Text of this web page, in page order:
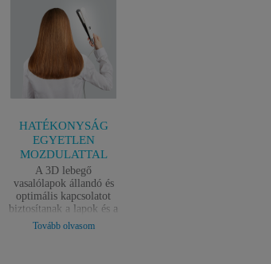
HATÉKONYSÁG
EGYETLEN
MOZDULATTAL
A 3D lebegő
vasalólapok állandó és
optimális kapcsolatot
biztosítanak a lapok és a
haj között az egy
Tovább olvasom